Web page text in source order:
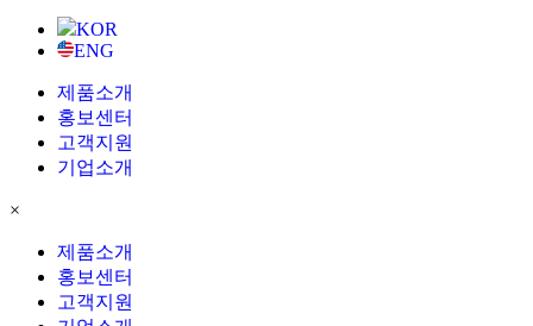
KOR
ENG
제품소개
홍보센터
고객지원
기업소개
×
제품소개
홍보센터
고객지원